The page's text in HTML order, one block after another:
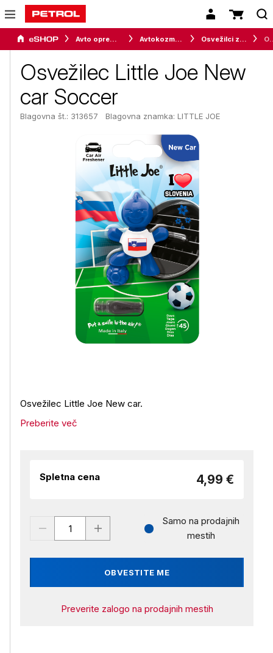
Avto oprema in avtomobilizem Avtokozmetika Osvežilci zraka
Osvežilec Little Joe New
car Soccer
Blagovna št.: 313657 Blagovna znamka: LITTLE JOE
Osvežilec Little Joe New car.
Preberite več
Spletna cena 4,99 €
OBVESTITE ME
Samo na prodajnih
mestih
Preverite zalogo na prodajnih mestih